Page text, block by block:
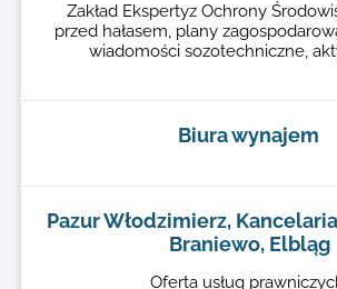
Zakład Ekspertyz Ochrony
przed hałasem, plany
wiadomości sozotechniczne,
Biura wynajem
Pazur Włodzimierz,
Braniewo, Elbląg
Oferta usług